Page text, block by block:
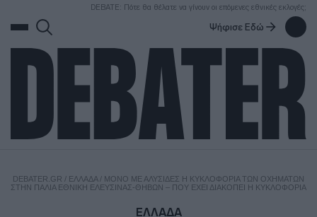
DEBATE: Πότε θα θέλατε να γίνουν οι επόμενες εθνικές εκλογές;
Ψήφισε Εδώ
DEBATER.GR / ΕΛΛΑΔΑ/ ΜΌΝΟ ΜΕ ΑΛΥΣΊΔΕΣ Η ΚΥΚΛΟΦΟΡΊΑ ΤΩΝ ΟΧΗΜΆΤΩΝ
ΣΤΗΝ ΠΑΛΙΆ ΕΘΝΙΚΉ ΕΛΕΥΣΊΝΑΣ-ΘΗΒΏΝ – ΠΟΎ ΈΧΕΙ ΔΙΑΚΟΠΕΊ Η ΚΥΚΛΟΦΟΡΊΑ
ΕΛΛΑΔΑ